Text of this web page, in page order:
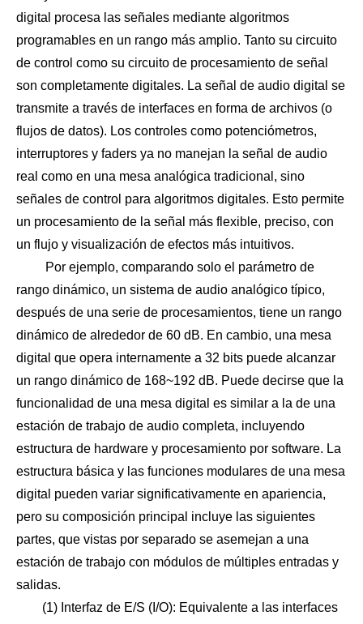
digital procesa las señales mediante algoritmos
programables en un rango más amplio. Tanto su circuito
de control como su circuito de procesamiento de señal
son completamente digitales. La señal de audio digital se
transmite a través de interfaces en forma de archivos (o
flujos de datos). Los controles como potenciómetros,
interruptores y faders ya no manejan la señal de audio
real como en una mesa analógica tradicional, sino
señales de control para algoritmos digitales. Esto permite
un procesamiento de la señal más flexible, preciso, con
un flujo y visualización de efectos más intuitivos.
Por ejemplo, comparando solo el parámetro de
rango dinámico, un sistema de audio analógico típico,
después de una serie de procesamientos, tiene un rango
dinámico de alrededor de 60 dB. En cambio, una mesa
digital que opera internamente a 32 bits puede alcanzar
un rango dinámico de 168~192 dB. Puede decirse que la
funcionalidad de una mesa digital es similar a la de una
estación de trabajo de audio completa, incluyendo
estructura de hardware y procesamiento por software. La
estructura básica y las funciones modulares de una mesa
digital pueden variar significativamente en apariencia,
pero su composición principal incluye las siguientes
partes, que vistas por separado se asemejan a una
estación de trabajo con módulos de múltiples entradas y
salidas.
(1) Interfaz de E/S (I/O): Equivalente a las interfaces